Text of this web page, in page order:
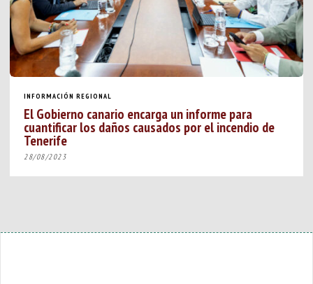
INFORMACIÓN REGIONAL
El Gobierno canario encarga un informe para
cuantificar los daños causados por el incendio de
Tenerife
28/08/2023